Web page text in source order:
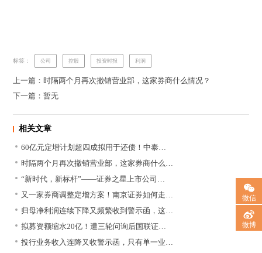
标签： 公司 控股 投资时报 利润
上一篇：时隔两个月再次撤销营业部，这家券商什么情况？
下一篇：暂无
相关文章
60亿元定增计划超四成拟用于还债！中泰…
时隔两个月再次撤销营业部，这家券商什么…
“新时代，新标杆”——证券之星上市公司…
又一家券商调整定增方案！南京证券如何走…
归母净利润连续下降又频繁收到警示函，这…
拟募资额缩水20亿！遭三轮问询后国联证…
投行业务收入连降又收警示函，只有单一业…
微信
微博